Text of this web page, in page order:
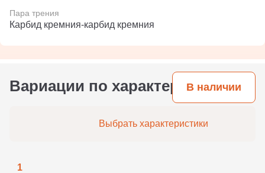
Пара трения
Карбид кремния-карбид кремния
Вариации по характеристикам
В наличии
Выбрать характеристики
1